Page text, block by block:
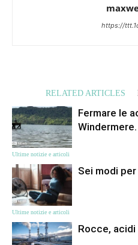
https://
RELATED ARTICLES
Ultime notizie e articoli
Fermare le
Windermere.
Ultime notizie e articoli
Sei modi
Rocce, acidi